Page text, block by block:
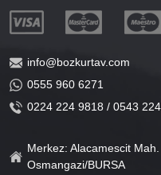
info@bozkurtav.com
0555 960 6271
0224 224 9818 / 0543
Merkez: Alacamescit
Osmangazi/BURSA